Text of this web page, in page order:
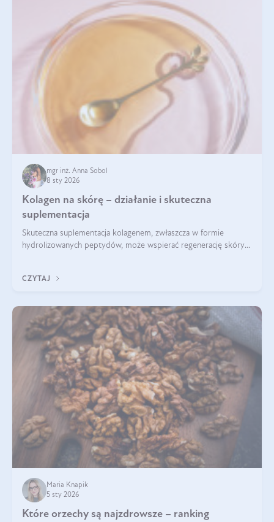
mgr inż. Anna Sobol
8 sty 2026
Kolagen na skórę – działanie i skuteczna
suplementacja
Skuteczna suplementacja kolagenem, zwłaszcza w formie
hydrolizowanych peptydów, może wspierać regenerację skóry i
CZYTAJ
Maria Knapik
5 sty 2026
Które orzechy są najzdrowsze – ranking